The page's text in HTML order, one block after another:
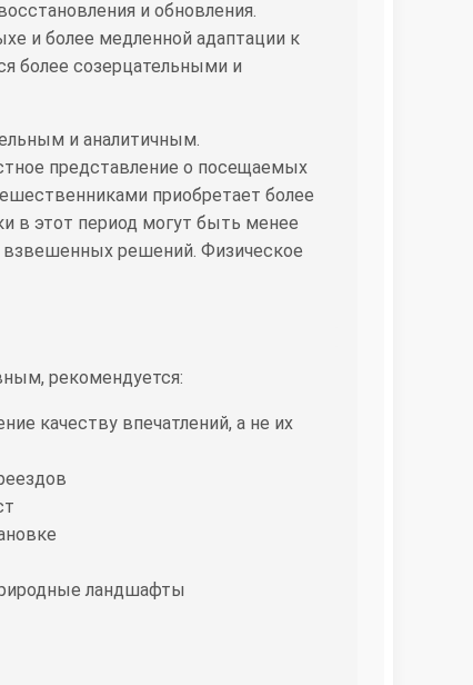
и обновления.
и более медленной адаптации к
более созерцательными и
и аналитичным.
представление о посещаемых
приобретает более
в этот период могут быть менее
взвешенных решений. Физическое
рекомендуется:
качеству впечатлений, а не их
ландшафты